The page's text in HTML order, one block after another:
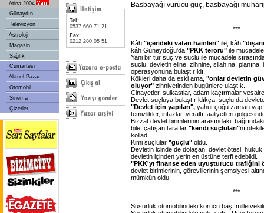
Atina 2004
Günaydın
Televizyon
Astroloji
Magazin
Sağlık
Cumartesi
Aktüel Pazar
Otomobil
Sinema
Çizerler
Tel:
0537 660 71 21
Fax:
0212 280 05 51
Basbayağı vurucu güç, basbayağı
***
Kâh "içerideki vatan hainleri" ile, kâh
kâh Güneydoğu'da "PKK terörü" ile
Yani bir tür suç ve suçlu ile mücadele
suçlu, devletin eline, zihnine, silahına,
operasyonuna bulaştırıldı.
Kökleri daha da eski ama, "onlar devletin
oluyor" zihniyetinden bugünlere ulaştık.
Cinayetler, suikastlar, adam kaçırmalar
Devlet suçluya bulaştırıldıkça, suçlu da
"Devlet için yapılan", yahut çoğu zaman
temizlikler, infazlar, yeraltı faaliyetleri
Bizzat devlet birimlerinin arasındaki,
bile, çatışan taraflar "kendi suçluları"nı
kolladı.
Kimi suçlular "güçlü" oldu.
Devletin içinde de dolaşan, devlet ötesi, hukuk
devletin içinden yerin en üstüne terfi edebildi.
"PKK'yı finanse eden uyuşturucu trafiğini
devlet birimlerinin, görevlilerinin şemsiyesi
mümkün oldu.
***
Susurluk otomobilindeki korucu başı